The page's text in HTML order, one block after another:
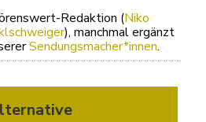
Redaktion (Niko
), manchmal ergänzt
Sendungsmacher*innen.